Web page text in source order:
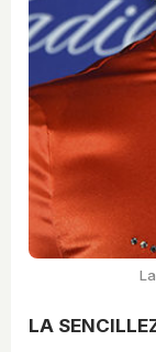
LA